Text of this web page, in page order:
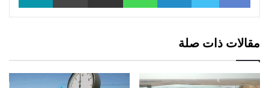
مقالات ذات صلة